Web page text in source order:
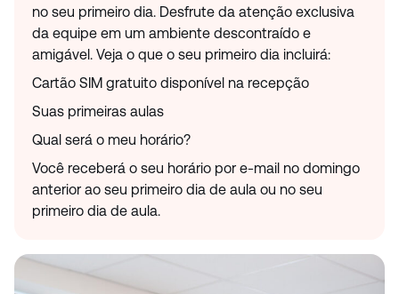
no seu primeiro dia. Desfrute da atenção exclusiva
da equipe em um ambiente descontraído e
amigável. Veja o que o seu primeiro dia incluirá:
Cartão SIM gratuito disponível na recepção
Suas primeiras aulas
Qual será o meu horário?
Você receberá o seu horário por e-mail no domingo
anterior ao seu primeiro dia de aula ou no seu
primeiro dia de aula.